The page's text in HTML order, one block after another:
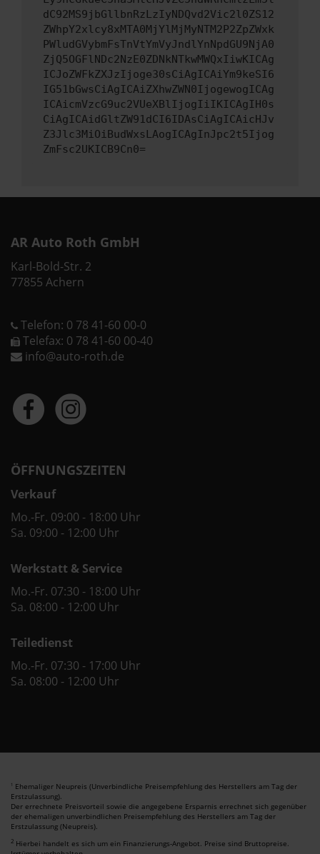
dC92MS9jbGllbnRzLzIyNDQvd2Vic2l0ZS12
ZWhpY2xlcy8xMTA0MjYlMjMyNTM2P2ZpZWxk
PWludGVybmFsTnVtYmVyJndlYnNpdGU9NjA0
ZjQ5OGFlNDc2NzE0ZDNkNTkwMWQxIiwKICAg
ICJoZWFkZXJzIjoge30sCiAgICAiYm9keSI6
IG51bGwsCiAgICAiZXhwZWN0IjogewogICAg
ICAicmVzcG9uc2VUeXBlIjogIiIKICAgIH0s
CiAgICAidGltZW91dCI6IDAsCiAgICAicHJv
Z3Jlc3MiOiBudWxsLAogICAgInJpc2t5Ijog
ZmFsc2UKICB9Cn0=
AR Auto Roth GmbH
Karl-Bold-Str. 2
77855 Achern
Telefon: 0 78 41-60 00-0
Telefax: 0 78 41-60 00-40
info@auto-roth.de
ÖFFNUNGSZEITEN
Verkauf
Mo.-Fr. 09:00 - 18:00 Uhr
Sa. 09:00 - 12:00 Uhr
Werkstatt & Service
Mo.-Fr. 07:30 - 18:00 Uhr
Sa. 08:00 - 12:00 Uhr
Teiledienst
Mo.-Fr. 07:30 - 17:00 Uhr
Sa. 08:00 - 12:00 Uhr
1 Ehemaliger Neupreis (Unverbindliche Preisempfehlung des Herstellers am Tag der
Erstzulassung).
Der errechnete Preisvorteil sowie die angegebene Ersparnis errechnet sich gegenüber
der ehemaligen unverbindlichen Preisempfehlung des Herstellers am Tag der
Erstzulassung (Neupreis).
2 Hierbei handelt es sich um ein Finanzierungs-Angebot. Preise sind Bruttopreise.